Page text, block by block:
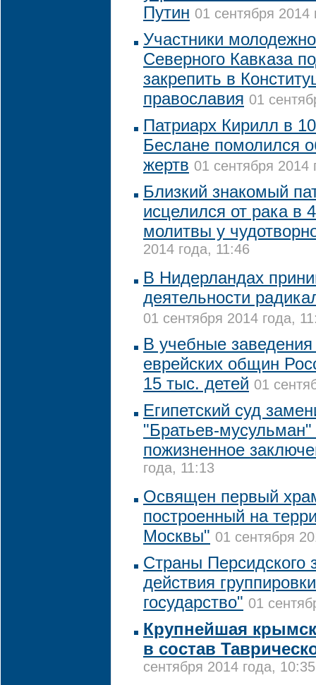
Путин 01 сентября 2014
Участники
Северного Кавказа
закрепить в
православия 01
Патриарх Кирилл в
Беслане помолился
жертв 01 сентября 2014
Близкий знакомый
исцелился от рака в
молитвы у
2014 года, 11:46
В Нидерландах
деятельности
01 сентября 2014 года,
В учебные
еврейских общин
15 тыс. детей 01
Египетский суд
"Братьев-
пожизненное
года, 11:13
Освящен первый
построенный на
Москвы" 01 сентября
Страны Персидского
действия
государство" 01
Крупнейшая
в состав
сентября 2014 года, 10:35